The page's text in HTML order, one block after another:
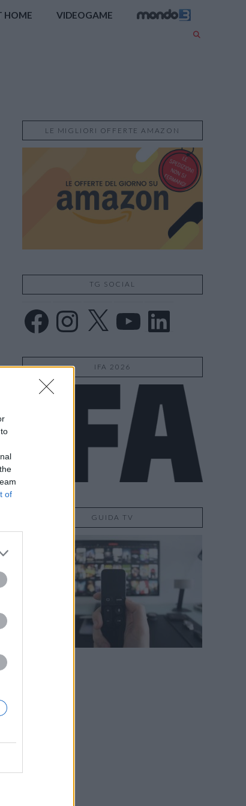
of
HOME VIDEOGAME
LE MIGLIORI OFFERTE AMAZON
TG SOCIAL
Facebook Instagram YouTube LinkedIn
IFA 2026
GUIDA TV